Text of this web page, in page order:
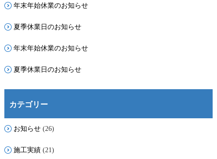
年末年始休業のお知らせ
夏季休業日のお知らせ
年末年始休業のお知らせ
夏季休業日のお知らせ
カテゴリー
お知らせ(26)
施工実績(21)